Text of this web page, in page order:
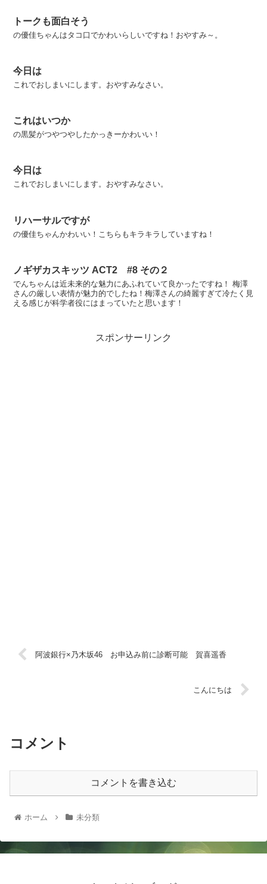
トークも面白そう
の優佳ちゃんはタコ口でかわいらしいですね！おやすみ～。
今日は
これでおしまいにします。おやすみなさい。
これはいつか
の黒髪がつやつやしたかっきーかわいい！
今日は
これでおしまいにします。おやすみなさい。
リハーサルですが
の優佳ちゃんかわいい！こちらもキラキラしていますね！
ノギザカスキッツ ACT2 #8 その２
でんちゃんは近未来的な魅力にあふれていて良かったですね！ 梅澤
さんの厳しい表情が魅力的でしたね！梅澤さんの綺麗すぎて冷たく見
える感じが科学者役にはまっていたと思います！
スポンサーリンク
阿波銀行×乃木坂46 お申込み前に診断可能 賀喜遥香
こんにちは
コメント
コメントを書き込む
ホーム 未分類